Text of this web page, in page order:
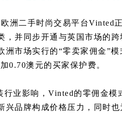
洲二手时尚交易平台Vinted
，并同步开通与英国市场的
洲市场实行的“零卖家佣金”
0.70澳元的买家保护费。
行业影响，Vinted的零佣金
兴品牌构成价格压力，同时